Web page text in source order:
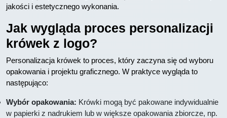
jakości i estetycznego wykonania.
Jak wygląda proces personalizacji
krówek z logo?
Personalizacja krówek to proces, który zaczyna się od wyboru
opakowania i projektu graficznego. W praktyce wygląda to
następująco:
Wybór opakowania: Krówki mogą być pakowane indywidualnie
w papierki z nadrukiem lub w większe opakowania zbiorcze, np.